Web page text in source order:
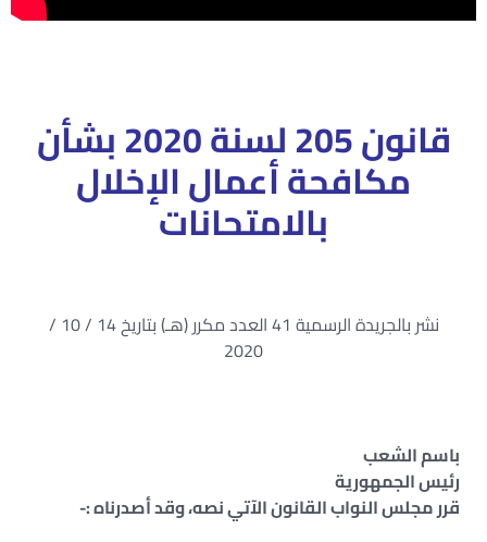
قانون 205 لسنة 2020 بشأن
مكافحة أعمال الإخلال
بالامتحانات
نشر بالجريدة الرسمية 41 العدد مكرر (هـ) بتاريخ 14 / 10 /
2020
باسم الشعب
رئيس الجمهورية
قرر مجلس النواب القانون الآتي نصه، وقد أصدرناه :-